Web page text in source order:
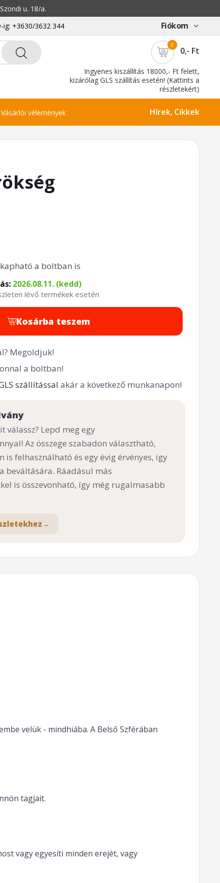
u. 18/a.
ig: +3630/3632 344
Fiókom
0
0,- Ft
Ingyenes kiszállítás 18000,- Ft felett,
kizárólag GLS szállítás esetén! (Kattints a
részletekért)
Vásárlói vélemények Hírek, Cikkek
a boltban is
2026.08.11. (kedd)
lévő termékek esetén
Kosárba teszem
Megoldjuk!
a boltban!
szállítással akár a következő munkanapon!
válassz? Lepd meg egy
Az összege szabadon választható,
is felhasználható és egy évig érvényes, így
beváltására. Ráadásul más
is összevonható, így még rugalmasabb
→
velük - mindhiába. A Belső Szférában
tagjait.
vagy egyesíti minden erejét, vagy